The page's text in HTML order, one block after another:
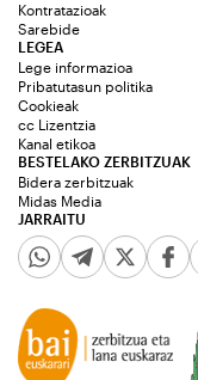
Kontratazioak
Sarebide
JARRAITU
LEGEA
Lege informazioa
Pribatutasun politika
Cookieak
cc Lizentzia
Kanal etikoa
BESTELAKO ZERBITZUAK
Bidera zerbitzuak
Midas Media